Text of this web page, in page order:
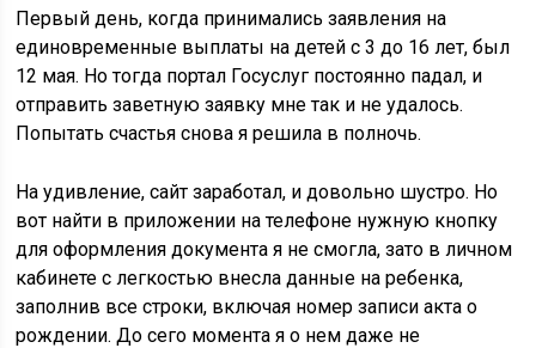
Первый день, когда принимались заявления на
единовременные выплаты на детей с 3 до 16 лет, был
12 мая. Но тогда портал Госуслуг постоянно падал, и
отправить заветную заявку мне так и не удалось.
Попытать счастья снова я решила в полночь.
На удивление, сайт заработал, и довольно шустро. Но
вот найти в приложении на телефоне нужную кнопку
для оформления документа я не смогла, зато в личном
кабинете с легкостью внесла данные на ребенка,
заполнив все строки, включая номер записи акта о
рождении. До сего момента я о нем даже не